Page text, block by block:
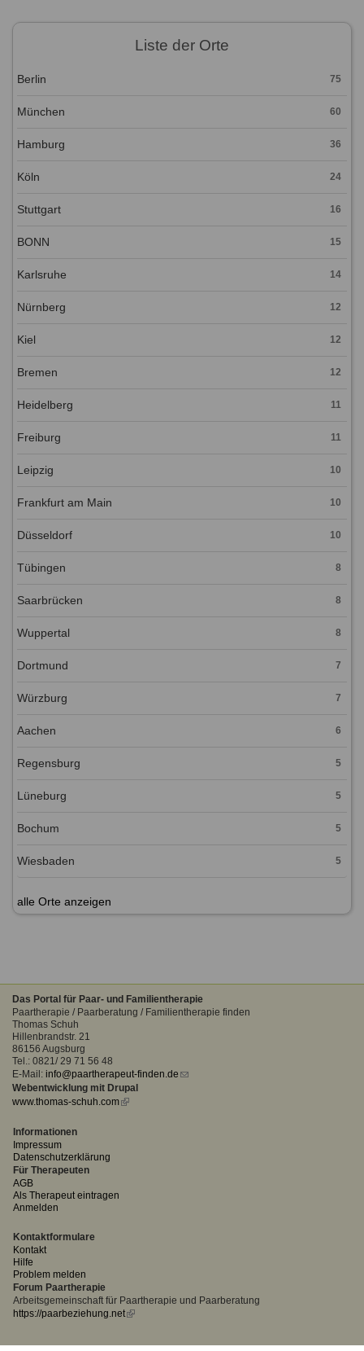
Liste der Orte
Berlin 75
München 60
Hamburg 36
Köln 24
Stuttgart 16
BONN 15
Karlsruhe 14
Nürnberg 12
Kiel 12
Bremen 12
Heidelberg 11
Freiburg 11
Leipzig 10
Frankfurt am Main 10
Düsseldorf 10
Tübingen 8
Saarbrücken 8
Wuppertal 8
Dortmund 7
Würzburg 7
Aachen 6
Regensburg 5
Lüneburg 5
Bochum 5
Wiesbaden 5
alle Orte anzeigen
Das Portal für Paar- und Familientherapie
Paartherapie / Paarberatung / Familientherapie finden
Thomas Schuh
Hillenbrandstr. 21
86156 Augsburg
Tel.: 0821/ 29 71 56 48
E-Mail: info@paartherapeut-finden.de (link
Webentwicklung mit Drupal
www.thomas-schuh.com(link
Informationen
Impressum
Datenschutzerklärung
Für Therapeuten
AGB
Als Therapeut eintragen
Anmelden
Kontaktformulare
Kontakt
Hilfe
Problem melden
Forum Paartherapie
Arbeitsgemeinschaft für Paartherapie und Paarberatung
https://paarbeziehung.net(link